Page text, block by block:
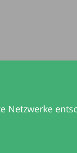
Netzwerke